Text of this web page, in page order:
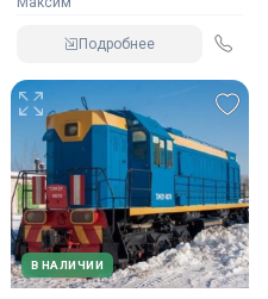
Подробнее
В НАЛИЧИИ